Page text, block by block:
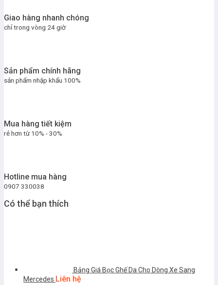
Giao hàng nhanh chóng
chỉ trong vòng 24 giờ
Sản phẩm chính hãng
sản phẩm nhập khẩu 100%
Mua hàng tiết kiệm
rẻ hơn từ 10% - 30%
Hotline mua hàng
0907 330038
Có thể bạn thích
Bảng Giá Bọc Ghế Da Cho Dòng Xe Sang
Mercedes Liên hệ